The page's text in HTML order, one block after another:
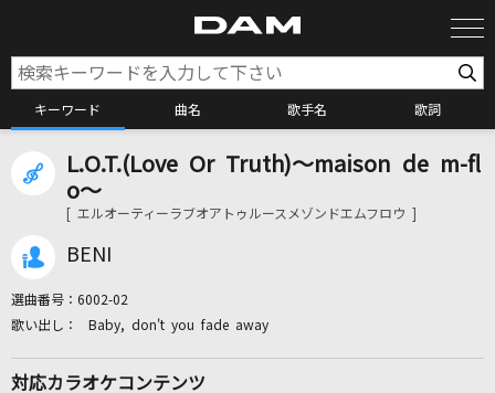
キーワード 曲名 歌手名 歌詞
カラオケ検索
カラオケリクエスト
L.O.T.(Love Or Truth)～maison de m-fl
o～
[ エルオーティーラブオアトゥルースメゾンドエムフロウ ]
BENI
選曲番号： 6002-02
Baby, don't you fade away
対応カラオケコンテンツ